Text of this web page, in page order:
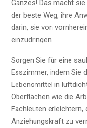
Ganzes! Das macht
der beste Weg, ihre
darin, sie von
einzudringen.
Sorgen Sie für eine
Esszimmer, indem Sie
Lebensmittel in
Oberflächen wie die
Fachleuten erleichtern,
Anziehungskraft zu